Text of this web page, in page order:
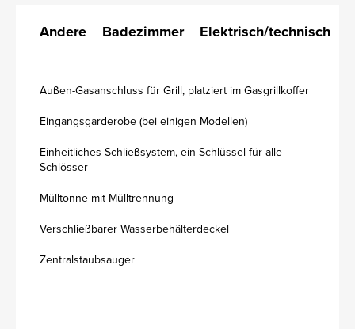
Andere Badezimmer Elektrisch/technisch
Außen-Gasanschluss für Grill, platziert im Gasgrillkoffer
Eingangsgarderobe (bei einigen Modellen)
Einheitliches Schließsystem, ein Schlüssel für alle
Schlösser
Mülltonne mit Mülltrennung
Verschließbarer Wasserbehälterdeckel
Zentralstaubsauger